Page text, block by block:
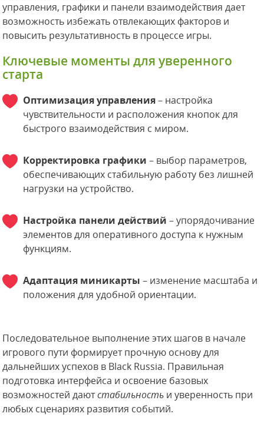
управления, графики и панели взаимодействия дает
возможность избежать отвлекающих факторов и
повысить результативность в процессе игры.
Ключевые моменты для уверенного
старта
Оптимизация управления– настройка
чувствительности и расположения кнопок для
быстрого взаимодействия с миром.
Корректировка графики – выбор параметров,
обеспечивающих стабильную работу без лишней
нагрузки на устройство.
Настройка панели действий – упорядочивание
элементов для оперативного доступа к нужным
функциям.
Адаптация миникарты – изменение масштаба и
положения для удобной ориентации.
Последовательное выполнение этих шагов в начале
игрового пути формирует прочную основу для
дальнейших успехов в Black Russia. Правильная
подготовка интерфейса и освоение базовых
возможностей даютстабильность и уверенность при
любых сценариях развития событий.